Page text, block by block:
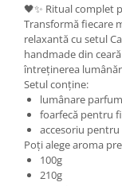
🖤✨ Ritual complet
Transformă fiecare
relaxantă cu setul
handmade din
întreținerea
Setul conține:
lumânare
foarfecă pentru
accesoriu
Poți alege aroma
100g
210g